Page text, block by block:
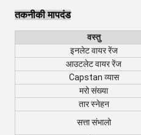
तकनीकी मापदंड
वस्तु
इनलेट वायर रेंज
आउटलेट वायर रेंज
Capstan व्यास
मरो संख्या
तार स्नेहन
सत्ता संभालो